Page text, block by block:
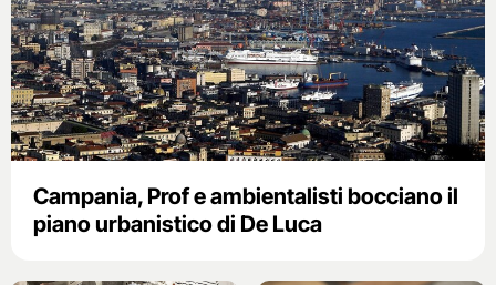
Campania, Prof e ambientalisti bocciano il
piano urbanistico di De Luca